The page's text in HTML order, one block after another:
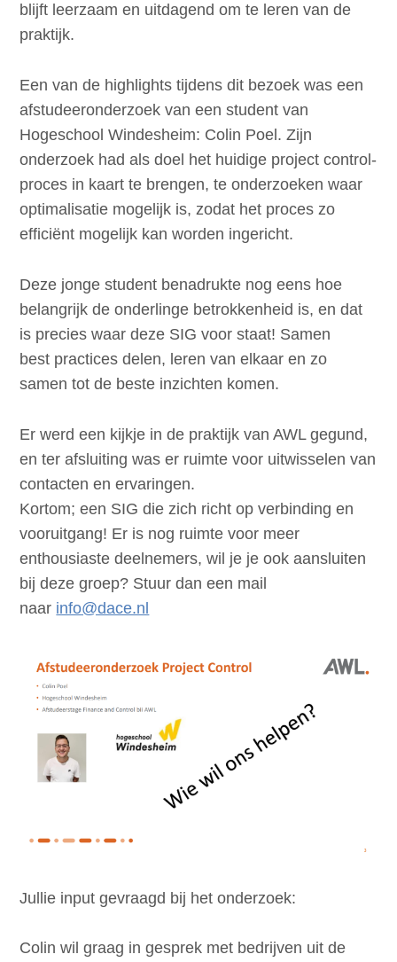
blijft leerzaam en uitdagend om te leren van de
praktijk.
Een van de highlights tijdens dit bezoek was een
afstudeeronderzoek van een student van
Hogeschool Windesheim: Colin Poel. Zijn
onderzoek had als doel het huidige project control-
proces in kaart te brengen, te onderzoeken waar
optimalisatie mogelijk is, zodat het proces zo
efficiënt mogelijk kan worden ingericht.
Deze jonge student benadrukte nog eens hoe
belangrijk de onderlinge betrokkenheid is, en dat
is precies waar deze SIG voor staat! Samen
best practices delen, leren van elkaar en zo
samen tot de beste inzichten komen.
Er werd een kijkje in de praktijk van AWL gegund,
en ter afsluiting was er ruimte voor uitwisselen van
contacten en ervaringen.
Kortom; een SIG die zich richt op verbinding en
vooruitgang! Er is nog ruimte voor meer
enthousiaste deelnemers, wil je je ook aansluiten
bij deze groep? Stuur dan een mail
naar info@dace.nl
Jullie input gevraagd bij het onderzoek:
Colin wil graag in gesprek met bedrijven uit de